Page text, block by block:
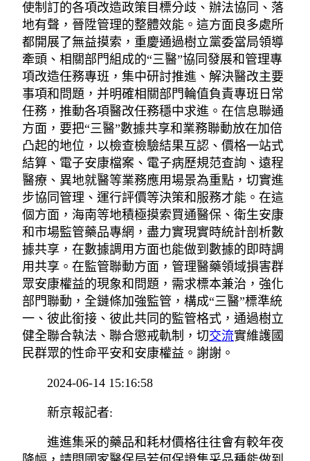
使制訂的各項改造政策目標分歧、辦法協同、落
地有聲，晉陞管理的整體效能。這方面良多處所
都開展了無益摸索，重慶通過樹立黨委當局領導
牽頭、相關部門組成的“三醫”協同發展和管理專
項改造任務專班，集中研討推進、解決醫改主要
事項和問題，并明確相關部門輪值負責專班日常
任務，推動各項醫改任務穩中求進。在信息聯通
方面，要把“三醫”數據共享和業務聯動放在加倍
凸起的地位，以檢查檢驗結果互認、價格一站式
結算、電子安康檔案、電子病歷規范查詢、遠程
醫療、異地就醫等業務應用場景為重點，切實進
步協同管理、運行評價等決策和服務才能。在這
個方面，海南等地積極摸索買通醫保、衛生安康
和市場監管藥品專網，盡力實現實時統計剖析數
據共享，在數據調用方面也能做到數據的即時調
用共享。在監管聯動方面，管理醫藥領域損害群
眾安康權益的現象和問題，需求標本兼治，強化
部門聯動，全鏈條加強監管，構成“三醫”標準統
一、彼此銜接、彼此共同的監管格式，通過樹立
健全聯合執法、聯合懲戒軌制，切交流實維護國
民群眾的性命平安和安康權益。謝謝。
2024-06-14 15:16:58
新京報記者:
進進集采的藥品和耗材價格往往會有較年夜